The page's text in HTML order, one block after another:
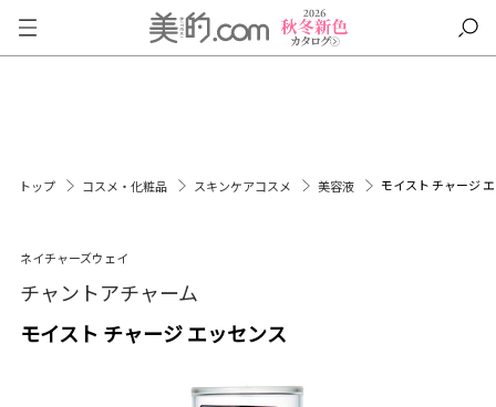
トップ コスメ・化粧品 スキンケアコスメ 美容液 モイスト チャージ
ネイチャーズウェイ
チャントアチャーム
モイスト チャージ エッセンス